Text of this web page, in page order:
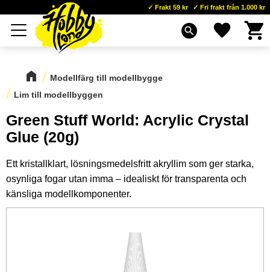
Meny
Frakt 59 kr Fri frakt från 1.000 kr
search Favoriter
Modellfärg till modellbygge
Lim till modellbyggen
Green Stuff World: Acrylic Crystal
Glue (20g)
Ett kristallklart, lösningsmedelsfritt akryllim som ger starka,
osynliga fogar utan imma – idealiskt för transparenta och
känsliga modellkomponenter.